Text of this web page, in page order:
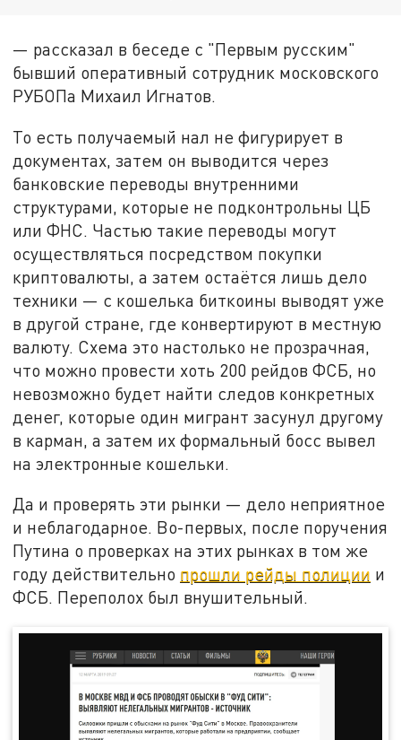
— рассказал в беседе с "Первым русским"
бывший оперативный сотрудник московского
РУБОПа Михаил Игнатов.
То есть получаемый нал не фигурирует в
документах, затем он выводится через
банковские переводы внутренними
структурами, которые не подконтрольны ЦБ
или ФНС. Частью такие переводы могут
осуществляться посредством покупки
криптовалюты, а затем остаётся лишь дело
техники — с кошелька биткоины выводят уже
в другой стране, где конвертируют в местную
валюту. Схема это настолько не прозрачная,
что можно провести хоть 200 рейдов ФСБ, но
невозможно будет найти следов конкретных
денег, которые один мигрант засунул другому
в карман, а затем их формальный босс вывел
на электронные кошельки.
Да и проверять эти рынки — дело неприятное
и неблагодарное. Во-первых, после поручения
Путина о проверках на этих рынках в том же
году действительно прошли рейды полиции и
ФСБ. Переполох был внушительный.